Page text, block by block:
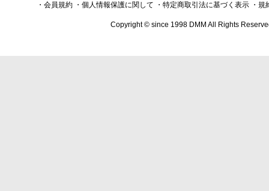
・会員規約 ・個人情報保護に関して ・特定商取引法に基づく表示 ・規
Copyright © since 1998 DMM All Rights